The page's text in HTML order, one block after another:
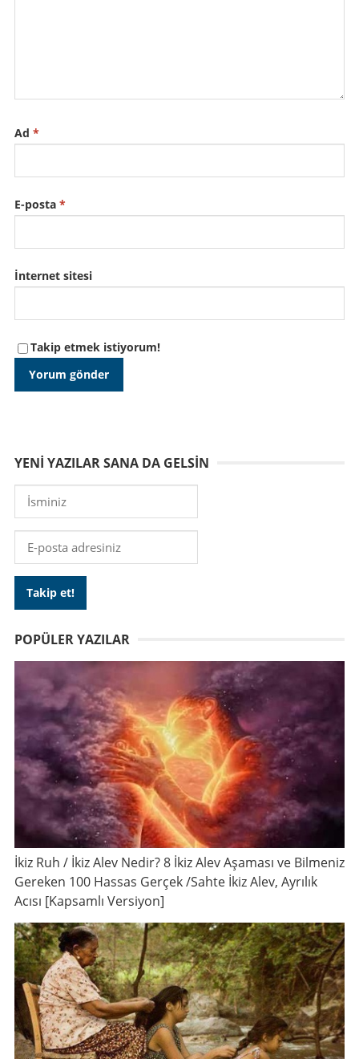
Ad *
E-posta *
İnternet sitesi
Takip etmek istiyorum!
YENI YAZILAR SANA DA GELSIN
POPÜLER YAZILAR
İkiz Ruh / İkiz Alev Nedir? 8 İkiz Alev Aşaması ve Bilmeniz
Gereken 100 Hassas Gerçek /Sahte İkiz Alev, Ayrılık
Acısı [Kapsamlı Versiyon]